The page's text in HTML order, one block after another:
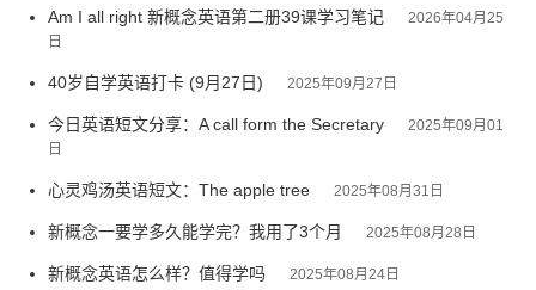
Am I all right 新概念英语第二册39课学习笔记
2026年04月25
日
40岁自学英语打卡 (9月27日) 2025年09月27日
今日英语短文分享：A call form the Secretary
2025年09月01
日
心灵鸡汤英语短文：The apple tree 2025年08月31日
新概念一要学多久能学完？我用了3个月 2025年08月28日
新概念英语怎么样？值得学吗 2025年08月24日